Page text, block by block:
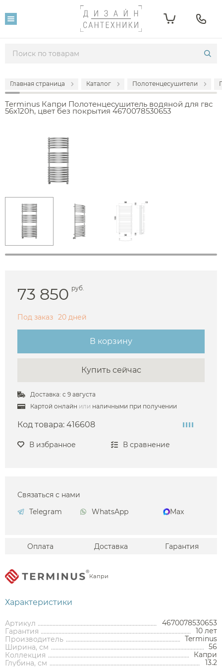
Главная страница Каталог Полотенцесушители
Terminus Капри Полотенцесушитель водяной для гвс
56x120h, цвет без покрытия 4670078530653
73 850 руб.
Под заказ 20 дней
В корзину
Купить сейчас
Доставка: с 9 августа
Картой онлайн или наличными при получении
Код товара: 416608
В избранное В сравнение
Связаться с нами
Telegram
WhatsApp Max
Оплата Доставка Гарантия
Капри
Характеристики
Артикул
4670078530653
Гарантия
10 лет
Производитель
Terminus
Ширина, см
56
Коллекция
Капри
Глубина, см
13.2